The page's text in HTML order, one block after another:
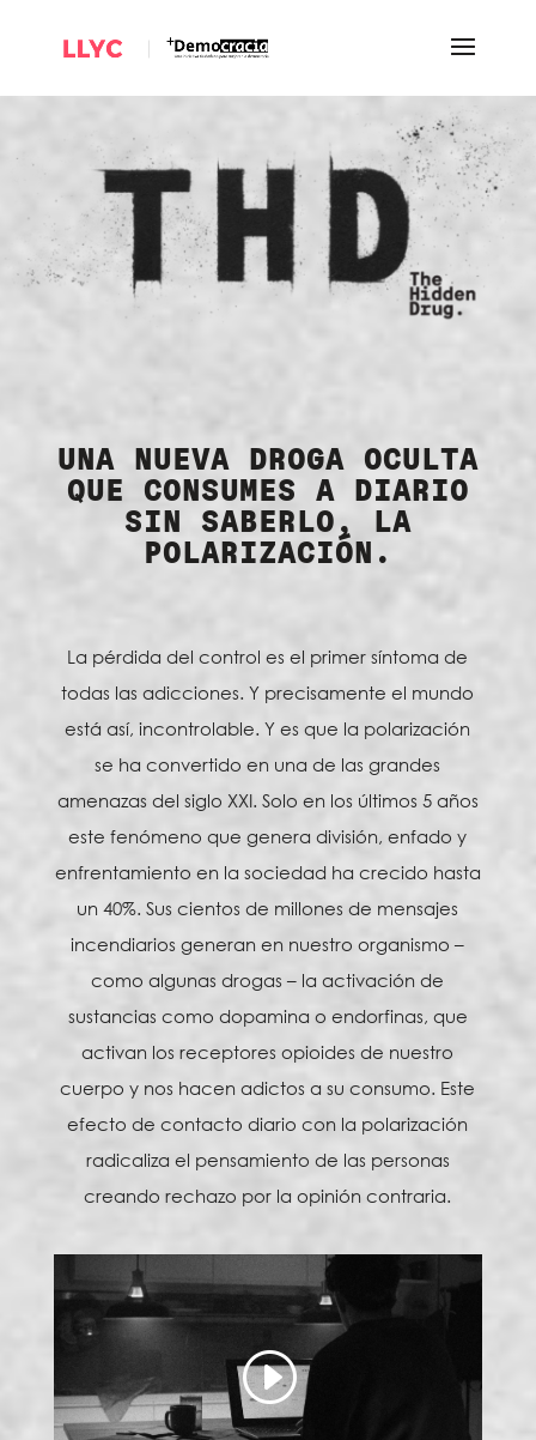
UNA NUEVA DROGA OCULTA
QUE CONSUMES A DIARIO
SIN SABERLO, LA
POLARIZACIÓN.
La pérdida del control es el primer síntoma de
todas las adicciones. Y precisamente el mundo
está así, incontrolable. Y es que la polarización
se ha convertido en una de las grandes
amenazas del siglo XXI. Solo en los últimos 5 años
este fenómeno que genera división, enfado y
enfrentamiento en la sociedad ha crecido hasta
un 40%. Sus cientos de millones de mensajes
incendiarios generan en nuestro organismo –
como algunas drogas – la activación de
sustancias como dopamina o endorfinas, que
activan los receptores opioides de nuestro
cuerpo y nos hacen adictos a su consumo. Este
efecto de contacto diario con la polarización
radicaliza el pensamiento de las personas
creando rechazo por la opinión contraria.